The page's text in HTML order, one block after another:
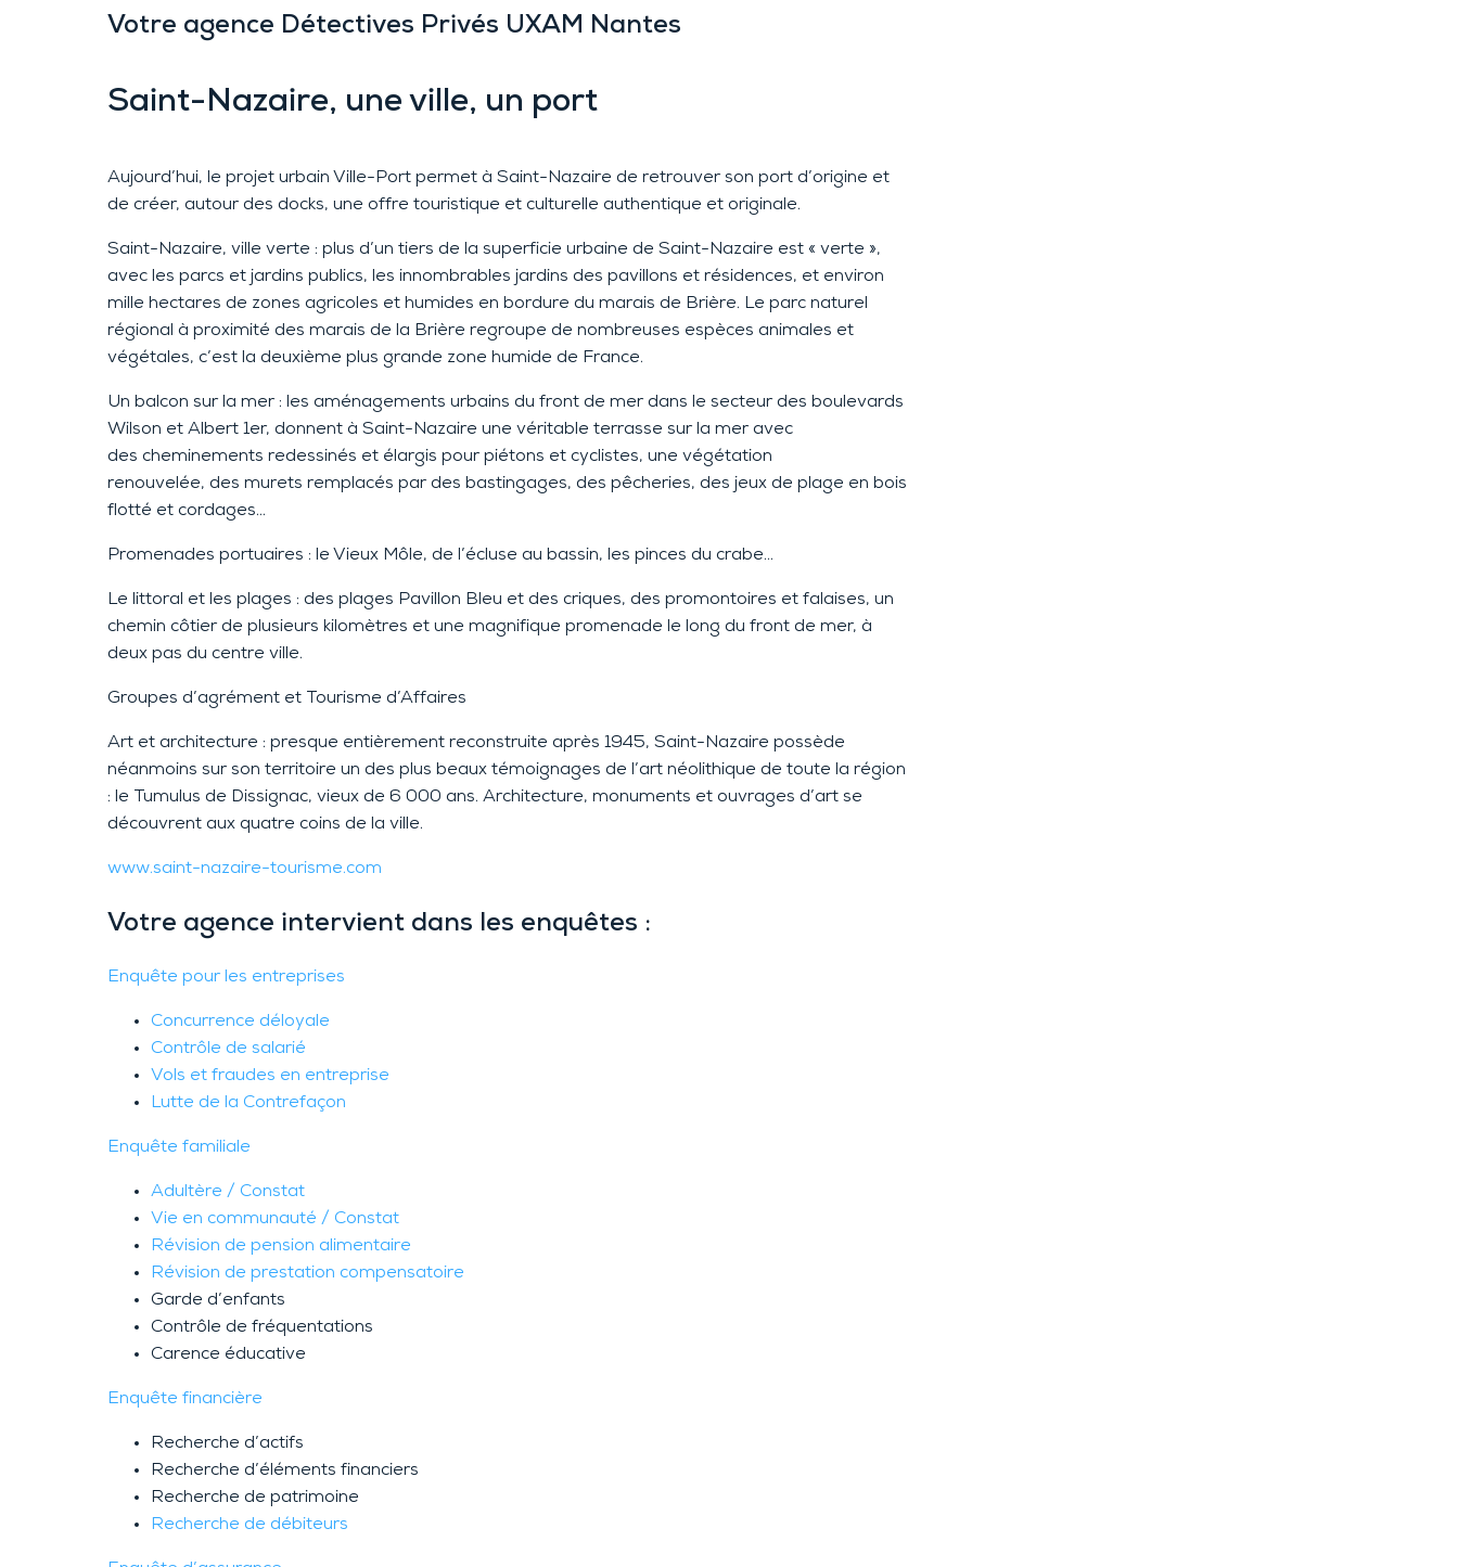
Votre agence Détectives Privés UXAM Nantes
Saint-Nazaire, une ville, un port
Aujourd’hui, le projet urbain Ville-Port permet à Saint-Nazaire de retrouver son port d’origine et
de créer, autour des docks, une offre touristique et culturelle authentique et originale.
Saint-Nazaire, ville verte : plus d’un tiers de la superficie urbaine de Saint-Nazaire est « verte »,
avec les parcs et jardins publics, les innombrables jardins des pavillons et résidences, et environ
mille hectares de zones agricoles et humides en bordure du marais de Brière. Le parc naturel
régional à proximité des marais de la Brière regroupe de nombreuses espèces animales et
végétales, c’est la deuxième plus grande zone humide de France.
Un balcon sur la mer : les aménagements urbains du front de merdans le secteur des boulevards
Wilson et Albert 1er, donnent à Saint-Nazaire une véritable terrasse sur la mer avec
des cheminements redessinés et élargis pour piétons et cyclistes, une végétation
renouvelée, des murets remplacés par des bastingages, des pêcheries, des jeux de plage en bois
flotté et cordages…
Promenades portuaires : le Vieux Môle, de l’écluse au bassin, les pinces du crabe…
Le littoral et les plages : des plages Pavillon Bleu et des criques, des promontoires et falaises, un
chemin côtier de plusieurs kilomètres et une magnifique promenade le long du front de mer, à
deux pas du centre ville.
Groupes d’agrément et Tourisme d’Affaires
Art et architecture : presque entièrement reconstruite après 1945, Saint-Nazaire possède
néanmoins sur son territoire un des plus beaux témoignages de l’art néolithique de toute la région
: le Tumulus de Dissignac, vieux de 6 000 ans. Architecture, monuments et ouvrages d’artse
découvrent aux quatre coins de la ville.
www.saint-nazaire-tourisme.com
Votre agence intervient dans les enquêtes :
Enquête pour les entreprises
Concurrence déloyale
Contrôle de salarié
Vols et fraudes en entreprise
Lutte de la Contrefaçon
Enquête familiale
Adultère / Constat
Vie en communauté / Constat
Révision de pension alimentaire
Révision de prestation compensatoire
Garde d’enfants
Contrôle de fréquentations
Carence éducative
Enquête financière
Recherche d’actifs
Recherche d’éléments financiers
Recherche de patrimoine
Recherche de débiteurs